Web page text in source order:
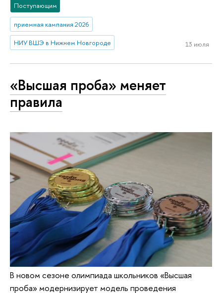
Поступающим
приемная кампания 2026
НИУ ВШЭ в Нижнем Новгороде 13 июля
«Высшая проба» меняет
правила
В новом сезоне олимпиада школьников «Высшая
проба» модернизирует модель проведения